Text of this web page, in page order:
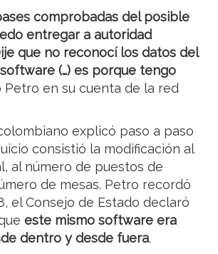
comprobadas del posible
entregar a autoridad
que no reconocí los datos del
(…) es porque tengo
Petro en su cuenta de la red
explicó paso a paso
consistió la modificación al
al número de puestos de
de mesas. Petro recordó
el Consejo de Estado declaró
este mismo software era
dentro y desde fuera.